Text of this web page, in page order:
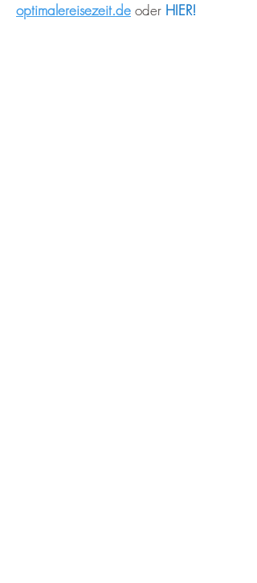
optimalereisezeit.de oder HIER!